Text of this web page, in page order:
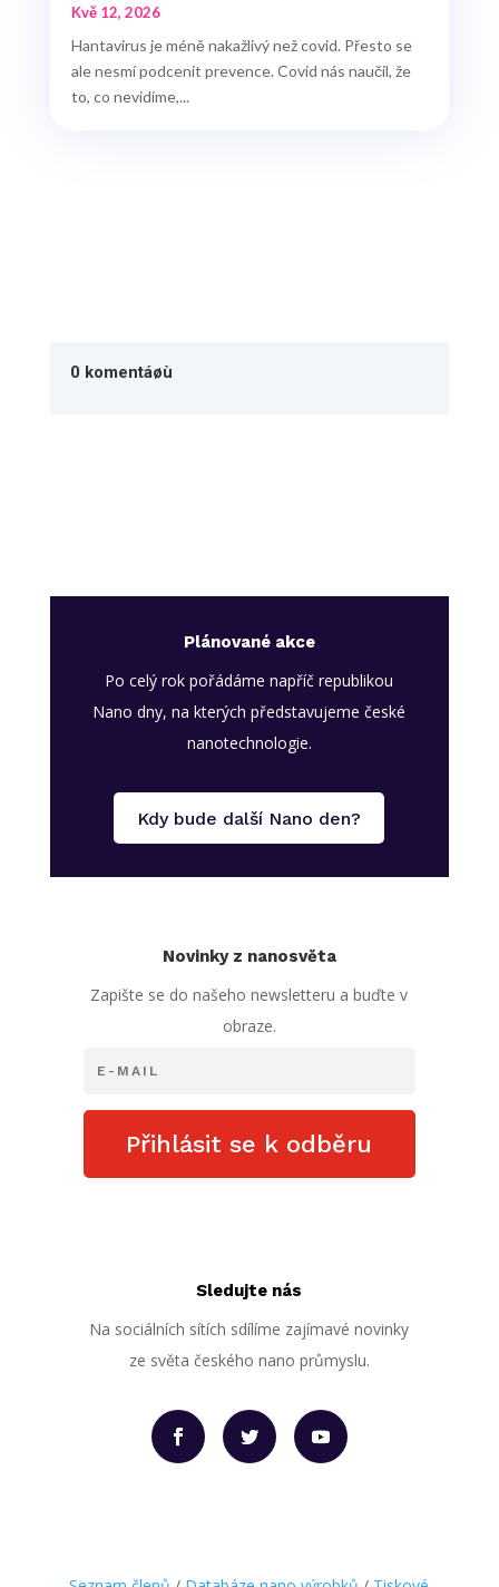
Kvě 12, 2026
Hantavirus je méně nakažlivý než covid. Přesto se
ale nesmí podcenit prevence. Covid nás naučil, že
to, co nevidíme,...
0 komentáøù
Plánované akce
Po celý rok pořádáme napříč republikou
Nano dny, na kterých představujeme české
nanotechnologie.
Kdy bude další Nano den?
Novinky z nanosvěta
Zapište se do našeho newsletteru a buďte v
obraze.
Přihlásit se k odběru
Sledujte nás
Na sociálních sítích sdílíme zajímavé novinky
ze světa českého nano průmyslu.